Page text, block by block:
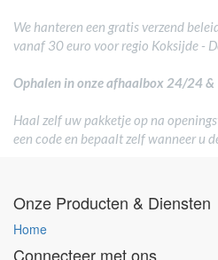
We hanteren een gratis verzend
vanaf 30 euro voor regio Koksijde -
Ophalen in onze afhaalbox 24/24
Haal zelf uw pakketje op na
een code en bepaalt zelf wanneer u
Onze Producten & Diensten
Home
Connecteer met ons